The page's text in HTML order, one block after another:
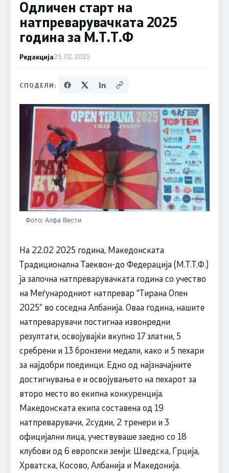
Одличен старт на
натпреварувачката 2025
година за М.Т.Т.Ф
Редакција25.02.2025
СПОДЕЛИ:
Фото: Алфа Вести
На 22.02 2025 година, Македонската
Традиционална Таеквон-до Федерација (М.Т.Т.Ф.)
ја започна натпреварувачката година со учество
на Меѓународниот натпревар “Тирана Опен
2025” во соседна Албанија. Оваа година, нашите
натпреварувачи постигнаа извонредни
резултати, освојувајќи вкупно 17 златни, 5
сребрени и 13 бронзени медали, како и 5 пехари
за најдобри поединци. Едно од најзначајните
достигнувања е и освојувањето на пехарот за
второ место во екипна конкуренција.
Македонската екипа составена од 19
натпреварувачи, 2судии, 2 тренери и 3
официјални лица, учествуваше заедно со 18
клубови од 6 европски земји: Шведска, Грција,
Хрватска, Косово, Албанија и Македонија.